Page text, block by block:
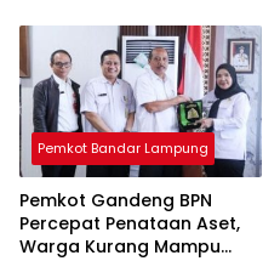
Pemkot Bandar Lampung
Pemkot Gandeng BPN
Percepat Penataan Aset,
Warga Kurang Mampu